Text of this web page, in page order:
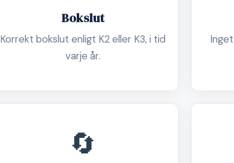
Bokslut
Korrekt bokslut enligt K2 eller K3, i tid
varje år.
🔄